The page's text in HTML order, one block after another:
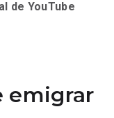
de YouTube
emigrar